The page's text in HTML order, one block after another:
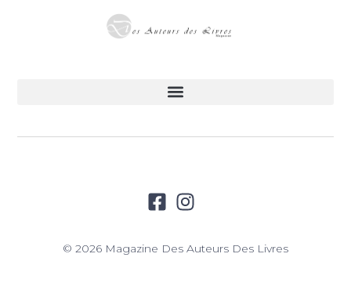
© 2026 Magazine Des Auteurs Des Livres